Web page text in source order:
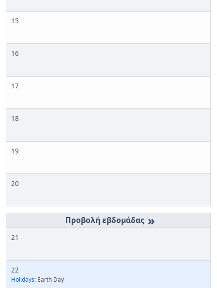
15
16
17
18
19
20
»
21
22
Holidays: Earth Day